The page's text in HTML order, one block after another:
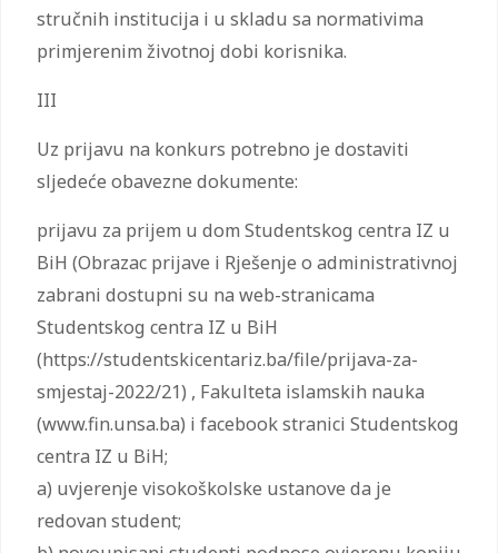
stručnih institucija i u skladu sa normativima
primjerenim životnoj dobi korisnika.
III
Uz prijavu na konkurs potrebno je dostaviti
sljedeće obavezne dokumente:
prijavu za prijem u dom Studentskog centra IZ u
BiH (Obrazac prijave i Rješenje o administrativnoj
zabrani dostupni su na web-stranicama
Studentskog centra IZ u BiH
(https://studentskicentariz.ba/file/prijava-za-
smjestaj-2022/21) , Fakulteta islamskih nauka
(www.fin.unsa.ba) i facebook stranici Studentskog
centra IZ u BiH;
a) uvjerenje visokoškolske ustanove da je
redovan student;